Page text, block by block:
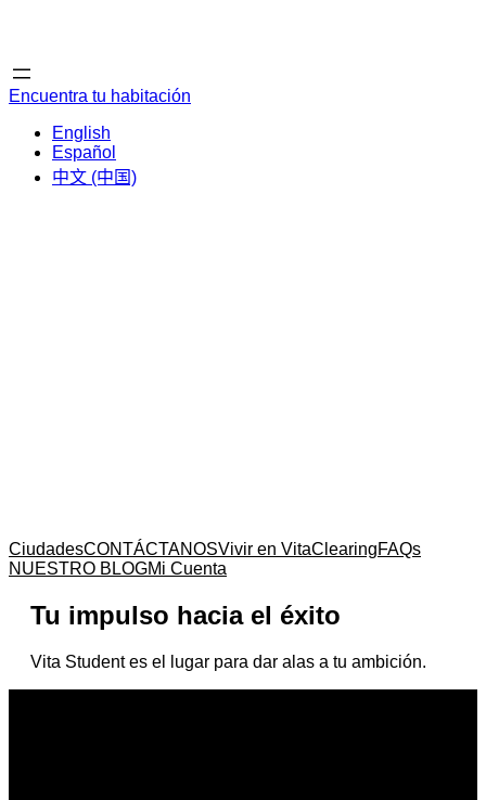
Encuentra tu habitación
English
Español
中文 (中国)
CiudadesCONTÁCTANOSVivir en VitaClearingFAQs
NUESTRO BLOGMi Cuenta
Tu impulso hacia el éxito
Vita Student es el lugar para dar alas a tu ambición.